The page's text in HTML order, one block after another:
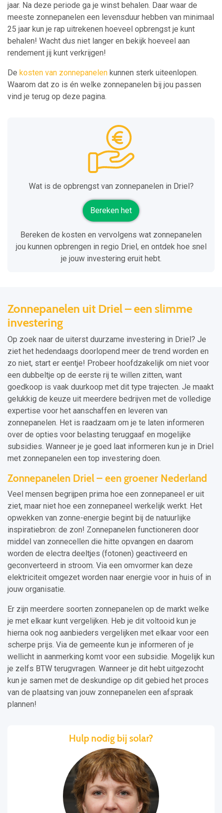
jaar. Na deze periode ga je winst behalen. Daar waar de
meeste zonnepanelen een levensduur hebben van minimaal
25 jaar kun je rap uitrekenen hoeveel opbrengst je kunt
behalen! Wacht dus niet langer en bekijk hoeveel aan
rendement jij kunt verkrijgen!
De kosten van zonnepanelen kunnen sterk uiteenlopen.
Waarom dat zo is én welke zonnepanelen bij jou passen
vind je terug op deze pagina.
Wat is de opbrengst van zonnepanelen in Driel?
Bereken het
Bereken de kosten en vervolgens wat zonnepanelen
jou kunnen opbrengen in regio Driel, en ontdek hoe snel
je jouw investering eruit hebt.
Zonnepanelen uit Driel – een slimme
investering
Op zoek naar de uiterst duurzame investering in Driel? Je
ziet het hedendaags doorlopend meer de trend worden en
zo niet, start er eentje! Probeer hoofdzakelijk om niet voor
een dubbeltje op de eerste rij te willen zitten, want
goedkoop is vaak duurkoop met dit type trajecten. Je maakt
gelukkig de keuze uit meerdere bedrijven met de volledige
expertise voor het aanschaffen en leveren van
zonnepanelen. Het is raadzaam om je te laten informeren
over de opties voor belasting teruggaaf en mogelijke
subsidies. Wanneer je je goed laat informeren kun je in Driel
met zonnepanelen een top investering doen.
Zonnepanelen Driel – een groener Nederland
Veel mensen begrijpen prima hoe een zonnepaneel er uit
ziet, maar niet hoe een zonnepaneel werkelijk werkt. Het
opwekken van zonne-energie begint bij de natuurlijke
inspiratiebron: de zon! Zonnepanelen functioneren door
middel van zonnecellen die hitte opvangen en daarom
worden de electra deeltjes (fotonen) geactiveerd en
geconverteerd in stroom. Via een omvormer kan deze
elektriciteit omgezet worden naar energie voor in huis of in
jouw organisatie.
Er zijn meerdere soorten zonnepanelen op de markt welke
je met elkaar kunt vergelijken. Heb je dit voltooid kun je
hierna ook nog aanbieders vergelijken met elkaar voor een
scherpe prijs. Via de gemeente kun je informeren of je
wellicht in aanmerking komt voor een subsidie. Mogelijk kun
je zelfs BTW terugvragen. Wanneer je dit hebt uitgezocht
kun je samen met de deskundige op dit gebied het proces
van de plaatsing van jouw zonnepanelen een afspraak
plannen!
Hulp nodig bij solar?